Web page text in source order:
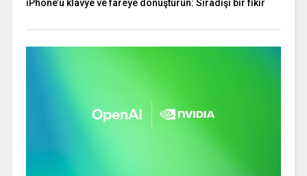
iPhone’u klavye ve fareye dönüştürün: Sıradışı bir fikir